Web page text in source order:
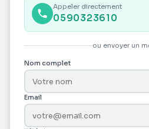
Appeler directement
0590323610
ou envoyer un
Nom complet
Email